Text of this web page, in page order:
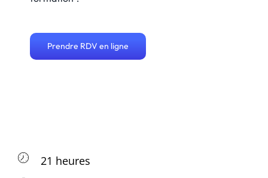
Prendre RDV en ligne
21 heures